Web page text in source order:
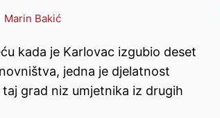
Marin Bakić
kada je Karlovac izgubio deset
jedna je djelatnost
taj grad niz umjetnika iz drugih